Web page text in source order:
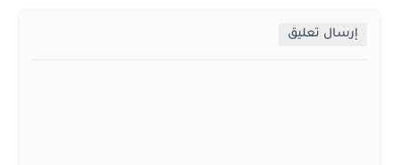
إرسال تعليق